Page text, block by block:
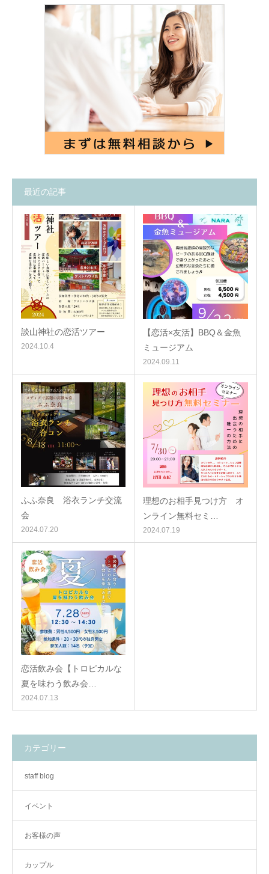
最近の記事
談山神社の恋活ツアー
2024.10.4
【恋活×友活】BBQ＆金魚
ミュージアム
2024.09.11
ふふ奈良 浴衣ランチ交流
会
2024.07.20
理想のお相手見つけ方 オ
ンライン無料セミ…
2024.07.19
恋活飲み会【トロピカルな
夏を味わう飲み会…
2024.07.13
カテゴリー
staff blog
イベント
お客様の声
カップル